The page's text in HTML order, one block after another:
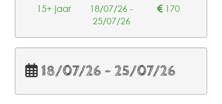
15+ jaar
18/07/26 -
25/07/26
170
18/07/26 - 25/07/26